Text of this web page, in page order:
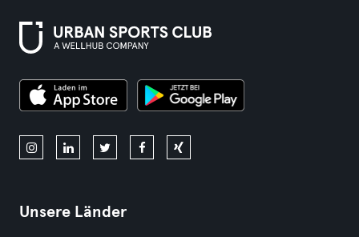
Unsere Länder